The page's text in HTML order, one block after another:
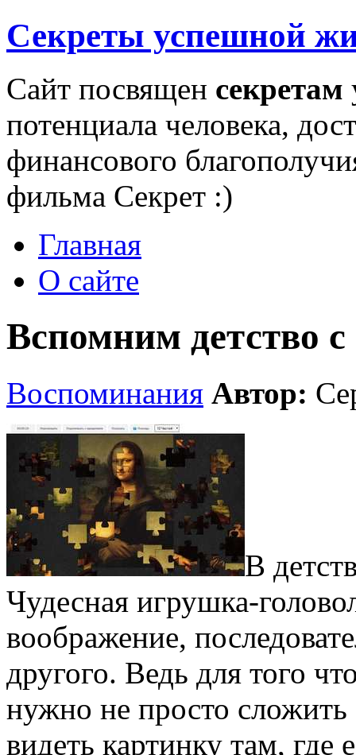
Секреты успешной
Сайт посвящен секретам
потенциала человека,
финансового
фильма Секрет :)
Главная
О сайте
Вспомним детство
Воспоминания Автор:
В
Чудесная игрушка-
воображение,
другого. Ведь для того
нужно не просто сложить
видеть картинку там, где